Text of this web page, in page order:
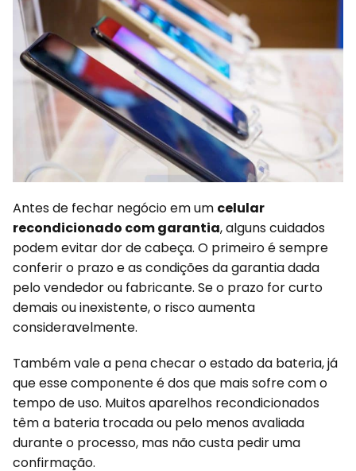
Antes de fechar negócio em um celular
recondicionado com garantia, alguns cuidados
podem evitar dor de cabeça. O primeiro é sempre
conferir o prazo e as condições da garantia dada
pelo vendedor ou fabricante. Se o prazo for curto
demais ou inexistente, o risco aumenta
consideravelmente.
Também vale a pena checar o estado da bateria, já
que esse componente é dos que mais sofre com o
tempo de uso. Muitos aparelhos recondicionados
têm a bateria trocada ou pelo menos avaliada
durante o processo, mas não custa pedir uma
confirmação.